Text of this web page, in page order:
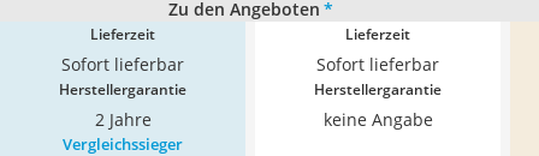
Zu den Angeboten *
Lieferzeit
Sofort lieferbar
Lieferzeit
Sofort lieferbar
Herstellergarantie
2 Jahre
Herstellergarantie
keine Angabe
Vergleichssieger